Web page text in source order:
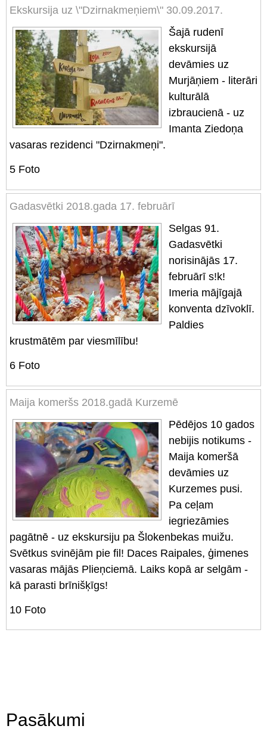
Ekskursija uz \"Dzirnakmeņiem\" 30.09.2017.
Šajā rudenī
ekskursijā
devāmies uz
Murjāņiem - literāri
kulturālā
izbraucienā - uz
Imanta Ziedoņa
vasaras rezidenci "Dzirnakmeņi".
5 Foto
Gadasvētki 2018.gada 17. februārī
Selgas 91.
Gadasvētki
norisinājās 17.
februārī s!k!
Imeria mājīgajā
konventa dzīvoklī.
Paldies
krustmātēm par viesmīlību!
6 Foto
Maija komeršs 2018.gadā Kurzemē
Pēdējos 10 gados
nebijis notikums -
Maija komeršā
devāmies uz
Kurzemes pusi.
Pa ceļam
iegriezāmies
pagātnē - uz ekskursiju pa Šlokenbekas muižu.
Svētkus svinējām pie fil! Daces Raipales, ģimenes
vasaras mājās Plieņciemā. Laiks kopā ar selgām -
kā parasti brīnišķīgs!
10 Foto
Pasākumi